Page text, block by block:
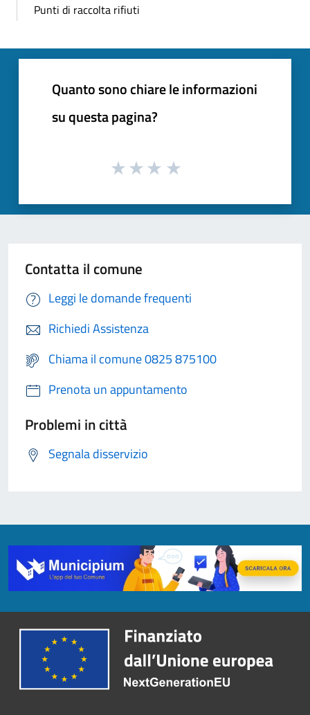
Punti di raccolta rifiuti
Quanto sono chiare le informazioni
su questa pagina?
Contatta il comune
Leggi le domande frequenti
Richiedi Assistenza
Chiama il comune 0825 875100
Prenota un appuntamento
Problemi in città
Segnala disservizio